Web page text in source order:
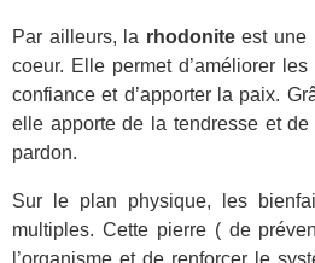
Par ailleurs, la rhodoniteest une
coeur. Elle permet d’améliorer
confiance et d’apporter la paix.
elle apporte de la tendresse et
pardon.
Sur le plan physique, les
multiples. Cette pierre ( de
l’organisme et de renforcer le